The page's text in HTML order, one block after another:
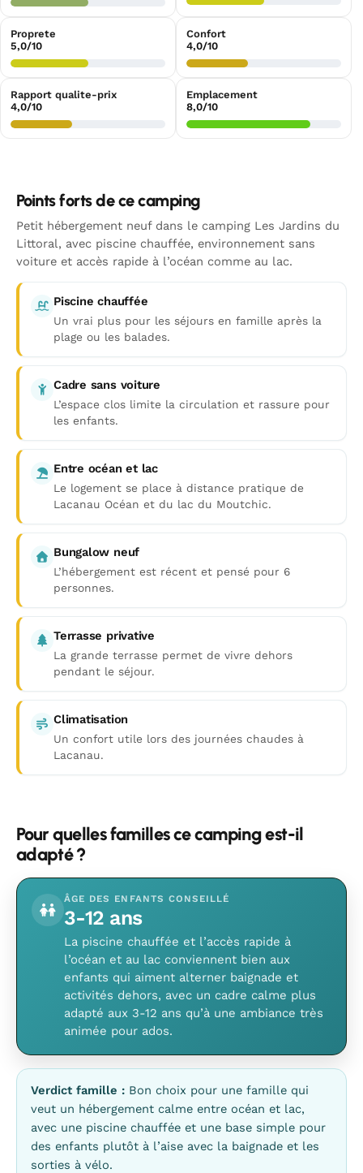
Proprete
5,0/10
Confort
4,0/10
Rapport qualite-prix
4,0/10
Emplacement
8,0/10
Points forts de ce camping
Petit hébergement neuf dans le camping Les Jardins du
Littoral, avec piscine chauffée, environnement sans
voiture et accès rapide à l’océan comme au lac.
Piscine chauffée
Un vrai plus pour les séjours en famille après la
plage ou les balades.
Cadre sans voiture
L’espace clos limite la circulation et rassure pour
les enfants.
Entre océan et lac
Le logement se place à distance pratique de
Lacanau Océan et du lac du Moutchic.
Bungalow neuf
L’hébergement est récent et pensé pour 6
personnes.
Terrasse privative
La grande terrasse permet de vivre dehors
pendant le séjour.
Climatisation
Un confort utile lors des journées chaudes à
Lacanau.
Pour quelles familles ce camping est-il
adapté ?
ÂGE DES ENFANTS CONSEILLÉ
3-12 ans
La piscine chauffée et l’accès rapide à
l’océan et au lac conviennent bien aux
enfants qui aiment alterner baignade et
activités dehors, avec un cadre calme plus
adapté aux 3-12 ans qu’à une ambiance très
animée pour ados.
Verdict famille : Bon choix pour une famille qui
veut un hébergement calme entre océan et lac,
avec une piscine chauffée et une base simple pour
des enfants plutôt à l’aise avec la baignade et les
sorties à vélo.